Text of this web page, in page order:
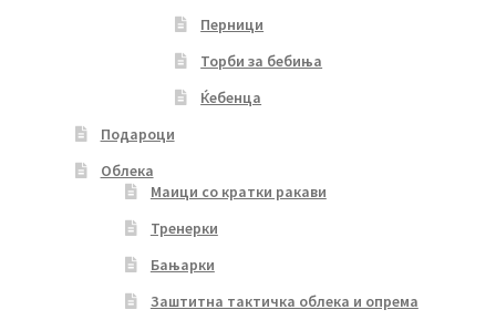
Перници
Торби за бебиња
Ќебенца
Подароци
Облека
Маици со кратки ракави
Тренерки
Бањарки
Заштитна тактичка облека и опрема